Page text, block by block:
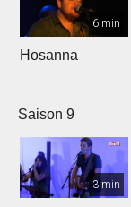
6 min
Hosanna
Saison 9
3 min